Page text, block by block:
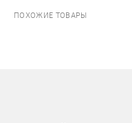
ПОХОЖИЕ ТОВАРЫ